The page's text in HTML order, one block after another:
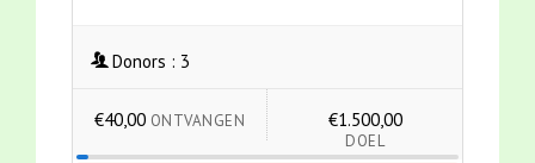
Donors : 3
€40,00 ONTVANGEN €1.500,00
DOEL